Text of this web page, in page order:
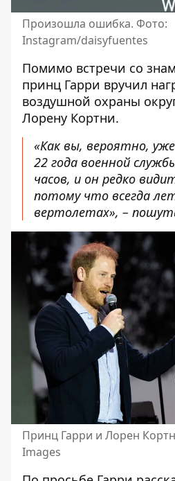
Произошла ошибка. Фото:
Instagram/daisyfuentes
Помимо встречи со
принц Гарри вручил
воздушной охраны
Лорену Кортни.
«Как вы, вероятно,
22 года военной
часов, и он редко
потому что всегда
вертолетах», –
Принц Гарри и Лорен
Images